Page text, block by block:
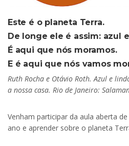
Este é o planeta Terra.
De longe ele é assim: azul
É aqui que nós moramos.
E é aqui que nós vamos
Ruth Rocha e Otávio Roth. Azul e
a nossa casa. Rio de Janeiro:
Venham participar da aula aberta
ano e aprender sobre o planeta